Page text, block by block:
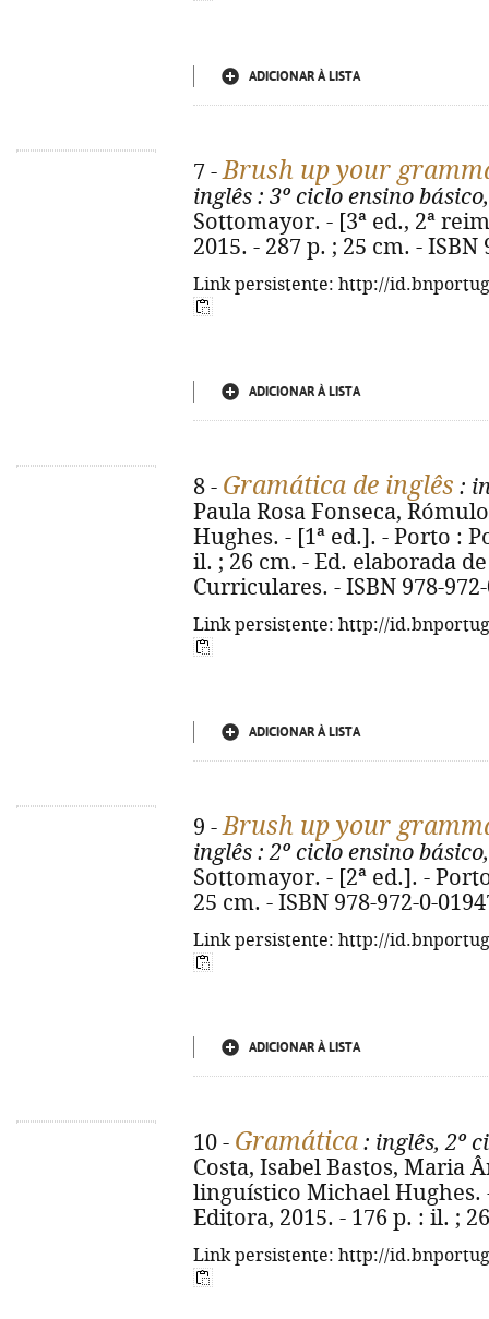
ADICIONAR À LISTA
7 -Brush up your
inglês : 3º ciclo ensino básico,
Sottomayor. - [3ª ed., 2ª
2015. - 287 p. ; 25 cm. - ISBN
Link persistente: http://
ADICIONAR À LISTA
8 - Gramática de inglês :
Paula Rosa Fonseca,
Hughes. - [1ª ed.]. - Porto :
il. ; 26 cm. - Ed. elaborada
Curriculares. - ISBN 978-
Link persistente: http://
ADICIONAR À LISTA
9 -Brush up your
inglês : 2º ciclo ensino
Sottomayor. - [2ª ed.]. -
25 cm. - ISBN 978-972-0-
Link persistente: http://
ADICIONAR À LISTA
10 - Gramática : inglês, 2º
Costa, Isabel Bastos, Maria
linguístico Michael Hughes.
Editora, 2015. - 176 p. : il. ;
Link persistente: http://